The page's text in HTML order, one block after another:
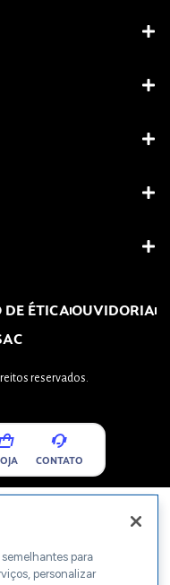
DE ÉTICAOUVIDORIA
reservados.
CONTATO
para
personalizar